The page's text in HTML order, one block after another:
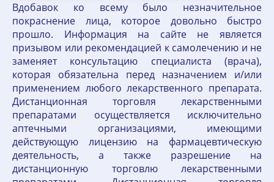
Вдобавок ко всему было незначительное
покраснение лица, которое довольно быстро
прошло. Информация на сайте не является
призывом или рекомендацией к самолечению и не
заменяет консультацию специалиста (врача),
которая обязательна перед назначением и/или
применением любого лекарственного препарата.
Дистанционная торговля лекарственными
препаратами осуществляется исключительно
аптечными организациями, имеющими
действующую лицензию на фармацевтическую
деятельность, а также разрешение на
дистанционную торговлю лекарственными